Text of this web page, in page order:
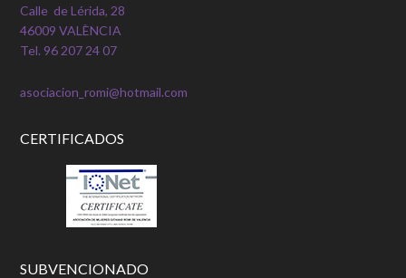
Calle de Lérida, 28
46009 VALÈNCIA
Tel. 96 207 24 07
asociacion_romi@hotmail.com
CERTIFICADOS
SUBVENCIONADO